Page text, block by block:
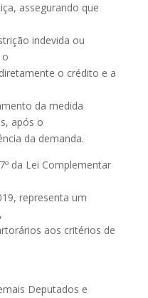
assegurando que
indevida ou
o crédito e a
da medida
após o
da demanda.
da Lei Complementar
representa um
aos critérios de
Deputados e